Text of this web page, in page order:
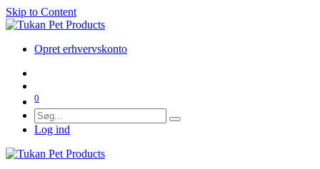
Skip to Content
Opret erhvervskonto
0
Log ind